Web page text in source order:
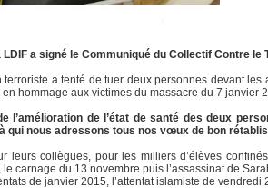
LDIF a signé le Communiqué du Collectif Contre le
terroriste a tenté de tuer deux personnes devant
hommage aux victimes du massacre du 7 janvier
l’amélioration de l’état de santé des deux
qui nous adressons tous nos vœux de bon
leurs collègues, pour les milliers d’élèves
le carnage du 13 novembre puis l’assassinat de
de janvier 2015, l’attentat islamiste de